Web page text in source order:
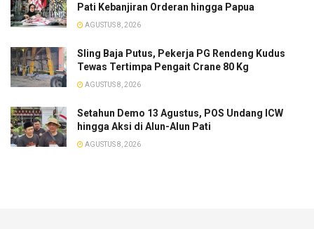
Pati Kebanjiran Orderan hingga Papua
AGUSTUS 8, 2026
Sling Baja Putus, Pekerja PG Rendeng Kudus
Tewas Tertimpa Pengait Crane 80 Kg
AGUSTUS 8, 2026
Setahun Demo 13 Agustus, POS Undang ICW
hingga Aksi di Alun-Alun Pati
AGUSTUS 8, 2026